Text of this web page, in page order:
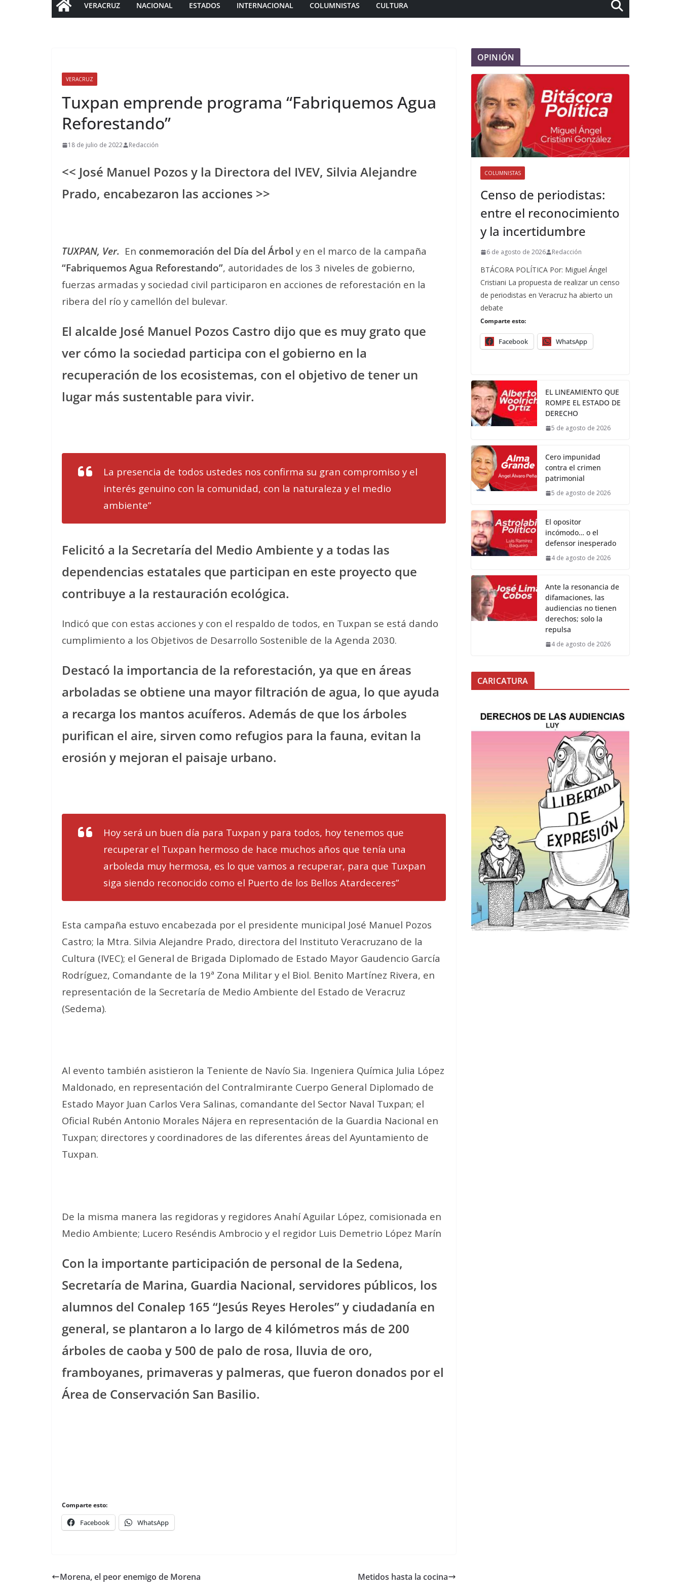
VERACRUZ NACIONAL ESTADOS INTERNACIONAL COLUMNISTAS CULTURA
VERACRUZ
Tuxpan emprende programa “Fabriquemos Agua
Reforestando”
18 de julio de 2022 Redacción
<< José Manuel Pozos y la Directora del IVEV, Silvia Alejandre
Prado, encabezaron las acciones >>
TUXPAN, Ver. En conmemoración del Día del Árbol y en el marco de la campaña
“Fabriquemos Agua Reforestando”, autoridades de los 3 niveles de gobierno,
fuerzas armadas y sociedad civil participaron en acciones de reforestación en la
ribera del río y camellón del bulevar.
El alcalde José Manuel Pozos Castro dijo que es muy grato que
ver cómo la sociedad participa con el gobierno en la
recuperación de los ecosistemas, con el objetivo de tener un
lugar más sustentable para vivir.
La presencia de todos ustedes nos confirma su gran compromiso y el
interés genuino con la comunidad, con la naturaleza y el medio
ambiente”
Felicitó a la Secretaría del Medio Ambiente y a todas las
dependencias estatales que participan en este proyecto que
contribuye a la restauración ecológica.
Indicó que con estas acciones y con el respaldo de todos, en Tuxpan se está dando
cumplimiento a los Objetivos de Desarrollo Sostenible de la Agenda 2030.
Destacó la importancia de la reforestación, ya que en áreas
arboladas se obtiene una mayor filtración de agua, lo que ayuda
a recarga los mantos acuíferos. Además de que los árboles
purifican el aire, sirven como refugios para la fauna, evitan la
erosión y mejoran el paisaje urbano.
Hoy será un buen día para Tuxpan y para todos, hoy tenemos que
recuperar el Tuxpan hermoso de hace muchos años que tenía una
arboleda muy hermosa, es lo que vamos a recuperar, para que Tuxpan
siga siendo reconocido como el Puerto de los Bellos Atardeceres”
Esta campaña estuvo encabezada por el presidente municipal José Manuel Pozos
Castro; la Mtra. Silvia Alejandre Prado, directora del Instituto Veracruzano de la
Cultura (IVEC); el General de Brigada Diplomado de Estado Mayor Gaudencio García
Rodríguez, Comandante de la 19ª Zona Militar y el Biol. Benito Martínez Rivera, en
representación de la Secretaría de Medio Ambiente del Estado de Veracruz
(Sedema).
Al evento también asistieron la Teniente de Navío Sia. Ingeniera Química Julia López
Maldonado, en representación del Contralmirante Cuerpo General Diplomado de
Estado Mayor Juan Carlos Vera Salinas, comandante del Sector Naval Tuxpan; el
Oficial Rubén Antonio Morales Nájera en representación de la Guardia Nacional en
Tuxpan; directores y coordinadores de las diferentes áreas del Ayuntamiento de
Tuxpan.
De la misma manera las regidoras y regidores Anahí Aguilar López, comisionada en
Medio Ambiente; Lucero Reséndis Ambrocio y el regidor Luis Demetrio López Marín
Con la importante participación de personal de la Sedena,
Secretaría de Marina, Guardia Nacional, servidores públicos, los
alumnos del Conalep 165 “Jesús Reyes Heroles” y ciudadanía en
general, se plantaron a lo largo de 4 kilómetros más de 200
árboles de caoba y 500 de palo de rosa, lluvia de oro,
framboyanes, primaveras y palmeras, que fueron donados por el
Área de Conservación San Basilio.
Comparte esto:
Facebook WhatsApp
Morena, el peor enemigo de Morena Metidos hasta la cocina
OPINIÓN
COLUMNISTAS
Censo de periodistas:
entre el reconocimiento
y la incertidumbre
6 de agosto de 2026 Redacción
BTÁCORA POLÍTICA Por: Miguel Ángel
Cristiani La propuesta de realizar un censo
de periodistas en Veracruz ha abierto un
debate
Comparte esto:
Facebook WhatsApp
EL LINEAMIENTO QUE
ROMPE EL ESTADO DE
DERECHO
5 de agosto de 2026
Cero impunidad
contra el crimen
patrimonial
5 de agosto de 2026
El opositor
incómodo… o el
defensor inesperado
4 de agosto de 2026
Ante la resonancia de
difamaciones, las
audiencias no tienen
derechos; solo la
repulsa
4 de agosto de 2026
CARICATURA